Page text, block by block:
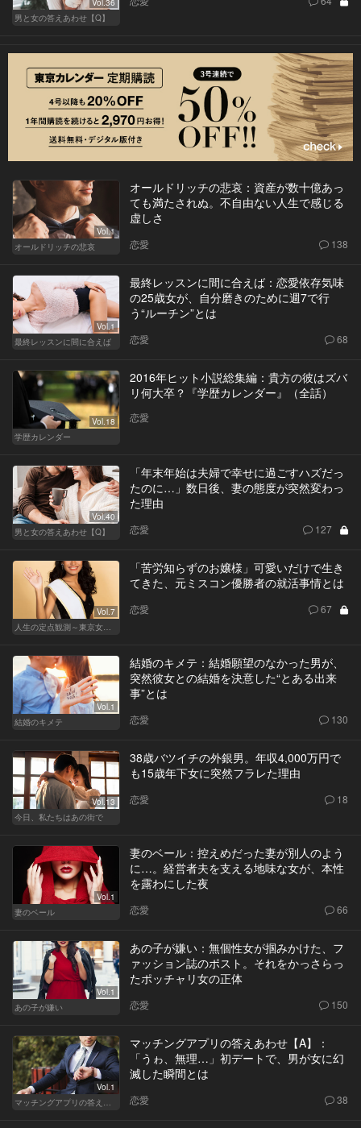
Vol.36
男と女の答えあわせ【Q】
Vol.1
オールドリッチの悲哀
オールドリッチの悲哀：資産が数十億あっ
ても満たされぬ。不自由ない人生で感じる
虚しさ
恋愛 138
Vol.1
最終レッスンに間に合えば
最終レッスンに間に合えば：恋愛依存気味
の25歳女が、自分磨きのために週7で行
う“ルーチン”とは
恋愛 68
Vol.18
学歴カレンダー
2016年ヒット小説総集編：貴方の彼はズバ
リ何大卒？『学歴カレンダー』（全話）
恋愛
Vol.40
男と女の答えあわせ【Q】
「年末年始は夫婦で幸せに過ごすハズだっ
たのに…」数日後、妻の態度が突然変わっ
た理由
恋愛 127
Vol.7
人生の定点観測～東京女の就活事情～
「苦労知らずのお嬢様」可愛いだけで生き
てきた、元ミスコン優勝者の就活事情とは
恋愛 67
Vol.1
結婚のキメテ
結婚のキメテ：結婚願望のなかった男が、
突然彼女との結婚を決意した“とある出来
事”とは
恋愛 130
Vol.13
今日、私たちはあの街で
38歳バツイチの外銀男。年収4,000万円で
も15歳年下女に突然フラレた理由
恋愛 18
Vol.1
妻のベール
妻のベール：控えめだった妻が別人のよう
に…。経営者夫を支える地味な女が、本性
を露わにした夜
恋愛 66
Vol.1
あの子が嫌い
あの子が嫌い：無個性女が掴みかけた、フ
ァッション誌のポスト。それをかっさらっ
たポッチャリ女の正体
恋愛 150
Vol.1
マッチングアプリの答えあわせ【A】：
「うゎ、無理…」初デートで、男が女に幻
滅した瞬間とは
恋愛 38